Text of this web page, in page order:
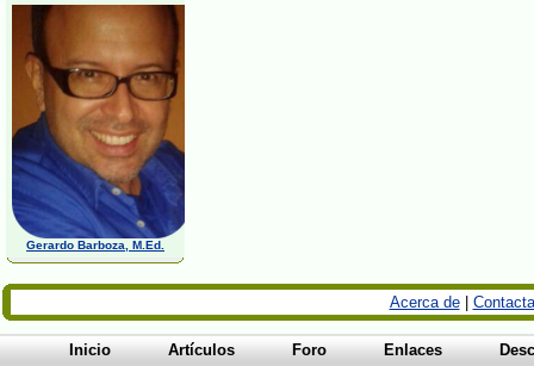
Gerardo Barboza, M.Ed.
Acerca de|
Inicio Artículos Foro Enlaces